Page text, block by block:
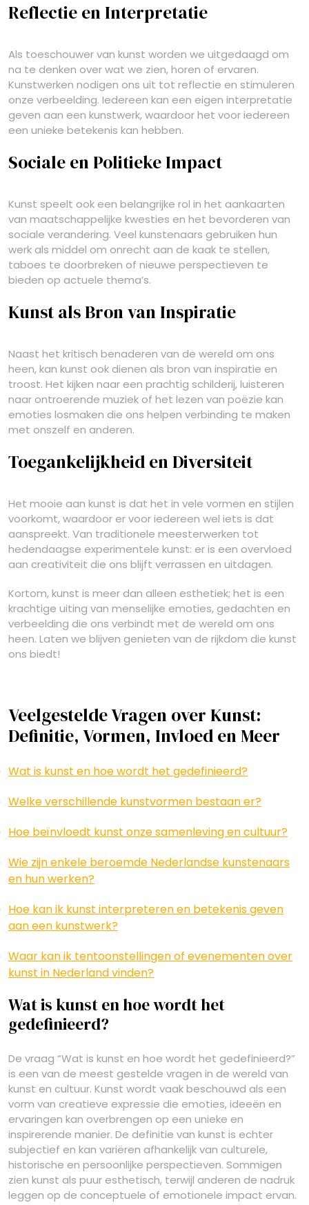
Reflectie en Interpretatie
Als toeschouwer van kunst worden we uitgedaagd om
na te denken over wat we zien, horen of ervaren.
Kunstwerken nodigen ons uit tot reflectie en stimuleren
onze verbeelding. Iedereen kan een eigen interpretatie
geven aan een kunstwerk, waardoor het voor iedereen
een unieke betekenis kan hebben.
Sociale en Politieke Impact
Kunst speelt ook een belangrijke rol in het aankaarten
van maatschappelijke kwesties en het bevorderen van
sociale verandering. Veel kunstenaars gebruiken hun
werk als middel om onrecht aan de kaak te stellen,
taboes te doorbreken of nieuwe perspectieven te
bieden op actuele thema’s.
Kunst als Bron van Inspiratie
Naast het kritisch benaderen van de wereld om ons
heen, kan kunst ook dienen als bron van inspiratie en
troost. Het kijken naar een prachtig schilderij, luisteren
naar ontroerende muziek of het lezen van poëzie kan
emoties losmaken die ons helpen verbinding te maken
met onszelf en anderen.
Toegankelijkheid en Diversiteit
Het mooie aan kunst is dat het in vele vormen en stijlen
voorkomt, waardoor er voor iedereen wel iets is dat
aanspreekt. Van traditionele meesterwerken tot
hedendaagse experimentele kunst: er is een overvloed
aan creativiteit die ons blijft verrassen en uitdagen.
Kortom, kunst is meer dan alleen esthetiek; het is een
krachtige uiting van menselijke emoties, gedachten en
verbeelding die ons verbindt met de wereld om ons
heen. Laten we blijven genieten van de rijkdom die kunst
ons biedt!
Veelgestelde Vragen over Kunst:
Definitie, Vormen, Invloed en Meer
Wat is kunst en hoe wordt het gedefinieerd?
Welke verschillende kunstvormen bestaan er?
Hoe beïnvloedt kunst onze samenleving en cultuur?
Wie zijn enkele beroemde Nederlandse kunstenaars
en hun werken?
Hoe kan ik kunst interpreteren en betekenis geven
aan een kunstwerk?
Waar kan ik tentoonstellingen of evenementen over
kunst in Nederland vinden?
Wat is kunst en hoe wordt het
gedefinieerd?
De vraag “Wat is kunst en hoe wordt het gedefinieerd?”
is een van de meest gestelde vragen in de wereld van
kunst en cultuur. Kunst wordt vaak beschouwd als een
vorm van creatieve expressie die emoties, ideeën en
ervaringen kan overbrengen op een unieke en
inspirerende manier. De definitie van kunst is echter
subjectief en kan variëren afhankelijk van culturele,
historische en persoonlijke perspectieven. Sommigen
zien kunst als puur esthetisch, terwijl anderen de nadruk
leggen op de conceptuele of emotionele impact ervan.